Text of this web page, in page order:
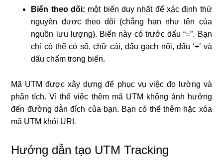
Biến theo dõi: một biến duy nhất để xác định thứ
nguyên được theo dõi (chẳng hạn như tên của
nguồn lưu lượng). Biến này có trước dấu “=”. Bạn
chỉ có thể có số, chữ cái, dấu gạch nối, dấu ‘+’ và
dấu chấm trong biến.
Mã UTM được xây dựng để phục vụ việc đo lường và
phân tích. Vì thế việc thêm mã UTM không ảnh hưởng
đến đường dẫn đích của bạn. Bạn có thể thêm hặc xóa
mã UTM khỏi URL
Hướng dẫn tạo UTM Tracking